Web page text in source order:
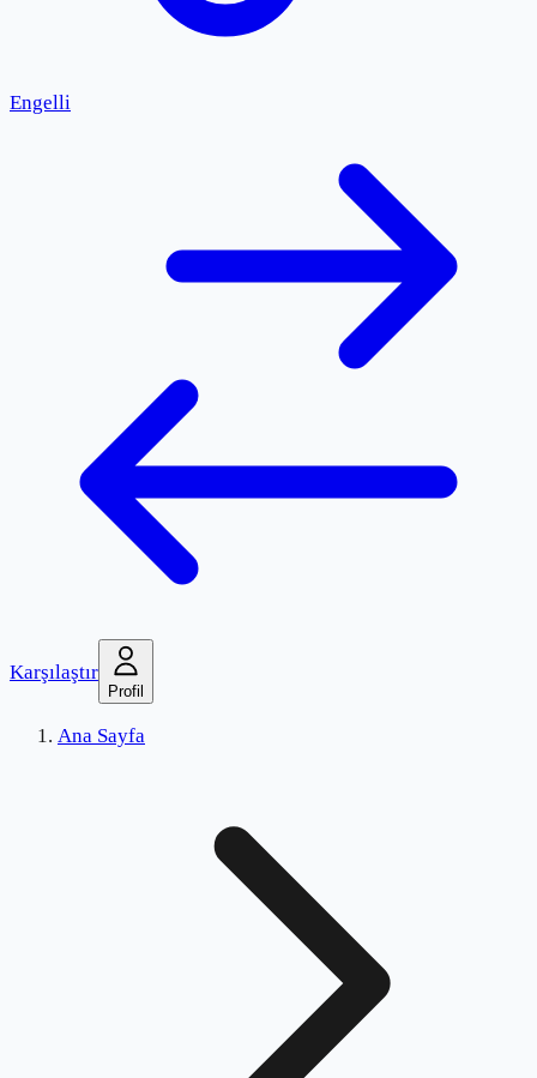
Engelli
Karşılaştır
Profil
Ana Sayfa